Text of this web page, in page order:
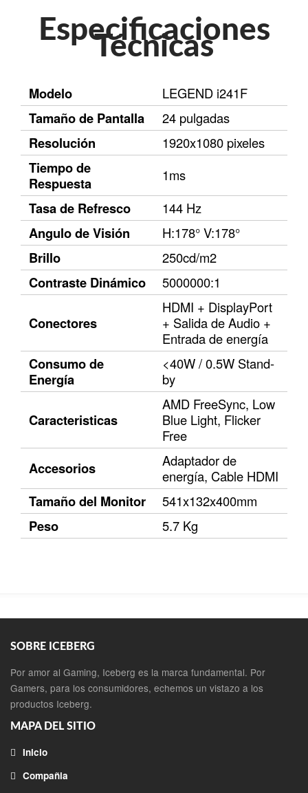
Especificaciones
Técnicas
Modelo LEGEND i241F
Tamaño de Pantalla 24 pulgadas
Resolución 1920x1080 pixeles
Tiempo de
Respuesta
1ms
Tasa de Refresco 144 Hz
Angulo de Visión H:178° V:178°
Brillo 250cd/m2
Contraste Dinámico 5000000:1
Conectores
HDMI + DisplayPort
+ Salida de Audio +
Entrada de energía
Consumo de
Energía
<40W / 0.5W Stand-
by
Caracteristicas
AMD FreeSync, Low
Blue Light, Flicker
Free
Accesorios
Adaptador de
energía, Cable HDMI
Tamaño del Monitor 541x132x400mm
Peso 5.7 Kg
SOBRE ICEBERG
Por amor al Gaming, Iceberg es la marca fundamental. Por
Gamers, para los consumidores, echemos un vistazo a los
productos Iceberg.
MAPA DEL SITIO
Inicio
Compañia